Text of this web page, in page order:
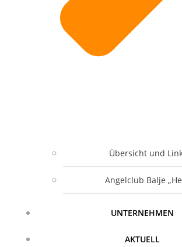
Übersicht und
Angelclub Balje
UNTERNEHMEN
AKTUELL